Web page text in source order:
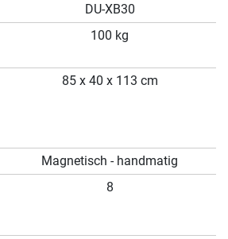
DU-XB30
100 kg
85 x 40 x 113 cm
Magnetisch - handmatig
8